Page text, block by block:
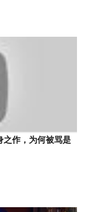
之作，为何被骂是